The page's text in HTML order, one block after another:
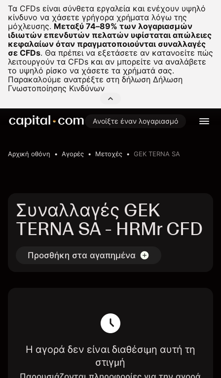
Τα CFDs είναι σύνθετα εργαλεία και ενέχουν υψηλό
κίνδυνο να χάσετε γρήγορα χρήματα λόγω της
μόχλευσης. Μεταξύ 74–89% των λογαριασμών
ιδιωτών επενδυτών πελατών υφίσταται απώλειες
κεφαλαίων όταν πραγματοποιούνται συναλλαγές
σε CFDs. Θα πρέπει να εξετάσετε αν κατανοείτε πώς
λειτουργούν τα CFDs και αν μπορείτε να αναλάβετε
το υψηλό ρίσκο να χάσετε τα χρήματά σας.
Παρακαλούμε ανατρέξτε στη δήλωση Δήλωση
Γνωστοποίησης Κινδύνων
Ανοίξτε έναν λογαριασμό
Αρχική οθόνη Αγορές Μετοχές GEK TERNA SA
Συναλλαγές GEK
TERNA SA - HRMr CFD
Προσθήκη στα αγαπημένα
Η αγορά δεν είναι διαθέσιμη αυτή τη
στιγμή